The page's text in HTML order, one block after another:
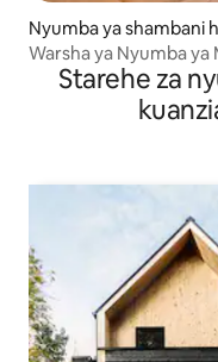
Nyumba ya shambani
Warsha ya Nyumba ya
Starehe za